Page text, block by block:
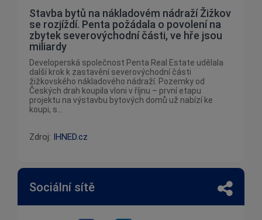
Stavba bytů na nákladovém nádraží Žižkov
se rozjíždí. Penta požádala o povolení na
zbytek severovýchodní části, ve hře jsou
miliardy
Developerská společnost Penta Real Estate udělala
další krok k zastavění severovýchodní části
žižkovského nákladového nádraží. Pozemky od
Českých drah koupila vloni v říjnu – první etapu
projektu na výstavbu bytových domů už nabízí ke
koupi, s...
Zdroj: IHNED.cz
Sociální sítě